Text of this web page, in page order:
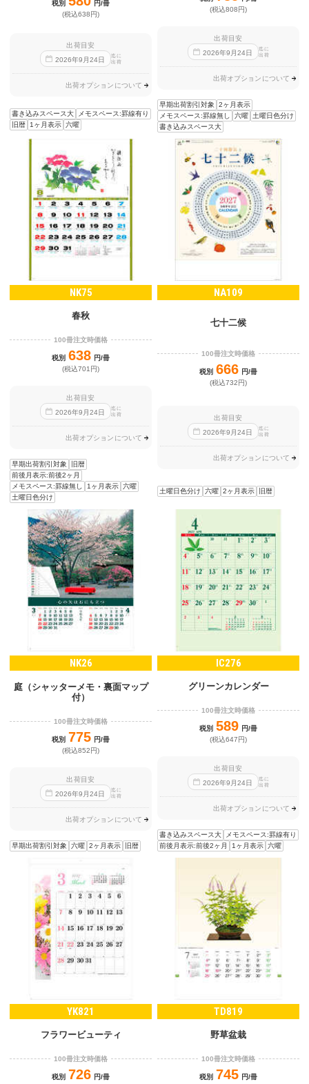
税別
円/冊
(税込638円)
出荷目安
2026年9 月24日
迄に
出荷
出荷オプションについて
書き込みスペース大
メモスペース:罫線有り
旧暦
1ヶ月表示 六曜
(税込808円)
出荷目安
2026年9 月24日
迄に
出荷
出荷オプションについて
早期出荷割引対象
2ヶ月表示
メモスペース:罫線無し
六曜 土曜日色分け
書き込みスペース大
NK75
春秋
100冊注文時価格
税別 638 円/冊
(税込701円)
出荷目安
2026年9 月24日
迄に
出荷
出荷オプションについて
早期出荷割引対象
旧暦
前後月表示:前後2ヶ月
メモスペース:罫線無し
1ヶ月表示 六曜
土曜日色分け
NA109
七十二候
100冊注文時価格
税別 666 円/冊
(税込732円)
出荷目安
2026年9 月24日
迄に
出荷
出荷オプションについて
土曜日色分け 六曜 2ヶ月表示 旧暦
NK26
庭（シャッターメモ・裏面マップ
付）
100冊注文時価格
税別 775 円/冊
(税込852円)
出荷目安
2026年9 月24日
迄に
出荷
出荷オプションについて
早期出荷割引対象 六曜 2ヶ月表示 旧暦
IC276
グリーンカレンダー
100冊注文時価格
税別 589 円/冊
(税込647円)
出荷目安
2026年9 月24日
迄に
出荷
出荷オプションについて
書き込みスペース大
メモスペース:罫線有り
前後月表示:前後2ヶ月
1ヶ月表示 六曜
YK821
フラワービューティ
100冊注文時価格
税別 726 円/冊
TD819
野草盆栽
100冊注文時価格
税別 745 円/冊